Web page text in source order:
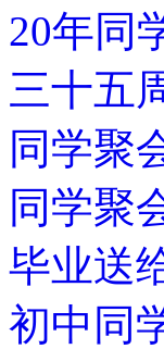
20年同
三十五
同学聚
同学聚
毕业送
初中同